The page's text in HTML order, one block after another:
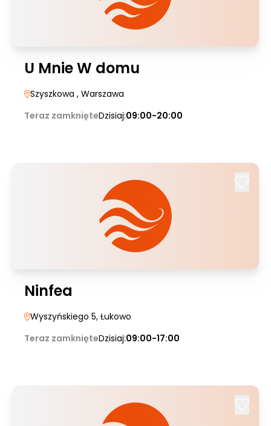
U Mnie W domu
Szyszkowa , Warszawa
Teraz zamknięteDzisiaj:09:00-20:00
Ninfea
Wyszyńskiego 5, Łukowo
Teraz zamknięteDzisiaj:09:00-17:00